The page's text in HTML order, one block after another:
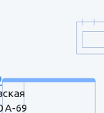
А-69